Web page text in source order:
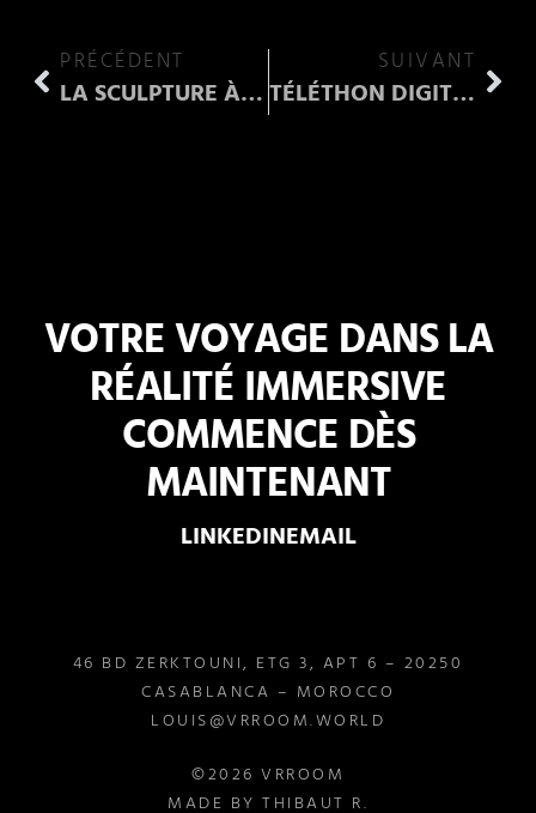
PRÉCÉDENT
LA SCULPTURE À TRAVERS L’HISTOIRE
SUIVANT
TÉLÉTHON DIGITAL
VOTRE VOYAGE DANS LA
RÉALITÉ IMMERSIVE
COMMENCEDÈS
MAINTENANT
LINKEDINEMAIL
46 BD ZERKTOUNI, ETG 3, APT 6 – 20250
CASABLANCA – MOROCCO
LOUIS@VRROOM.WORLD
©2026 VRROOM
MADE BY THIBAUT R.